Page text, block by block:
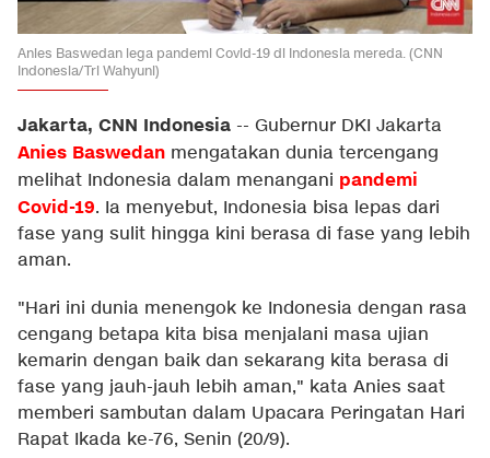
Anies Baswedan lega pandemi Covid-19 di Indonesia mereda. (CNN
Indonesia/Tri Wahyuni)
Jakarta, CNN Indonesia -- Gubernur DKI Jakarta
Anies Baswedan mengatakan dunia tercengang
melihat Indonesia dalam menangani pandemi
Covid-19. Ia menyebut, Indonesia bisa lepas dari
fase yang sulit hingga kini berasa di fase yang lebih
aman.
"Hari ini dunia menengok ke Indonesia dengan rasa
cengang betapa kita bisa menjalani masa ujian
kemarin dengan baik dan sekarang kita berasa di
fase yang jauh-jauh lebih aman," kata Anies saat
memberi sambutan dalam Upacara Peringatan Hari
Rapat Ikada ke-76, Senin (20/9).